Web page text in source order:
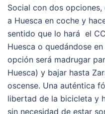
Social con dos
a Huesca en coche y
sentido que lo hará el
Huesca o quedándose
opción será madrugar
Huesca) y bajar hasta
oscense. Una auténtica
libertad de la bicicleta y
sin necesidad de estar